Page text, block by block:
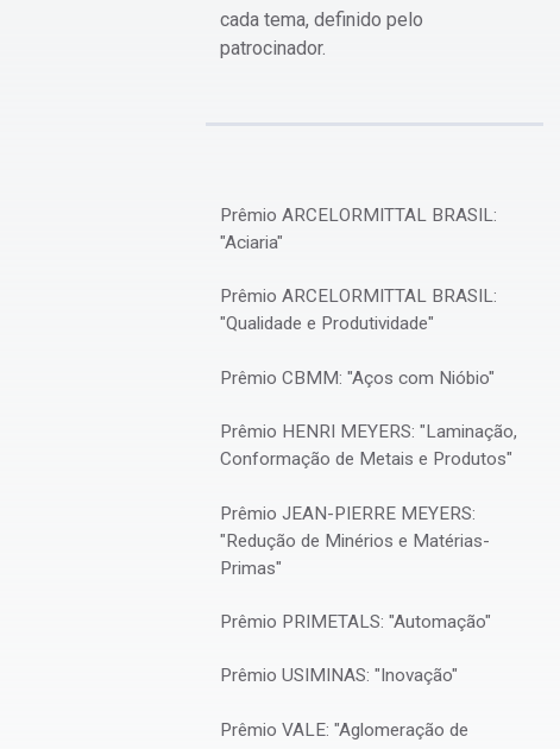
cada tema, definido pelo
patrocinador.
Prêmio ARCELORMITTAL BRASIL:
"Aciaria"
Prêmio ARCELORMITTAL BRASIL:
"Qualidade e Produtividade"
Prêmio CBMM: "Aços com Nióbio"
Prêmio HENRI MEYERS: "Laminação,
Conformação de Metais e Produtos"
Prêmio JEAN-PIERRE MEYERS:
"Redução de Minérios e Matérias-
Primas"
Prêmio PRIMETALS: "Automação"
Prêmio USIMINAS: "Inovação"
Prêmio VALE: "Aglomeração de